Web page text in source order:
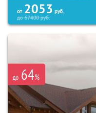
от 2053 руб.
до67400руб.
до 64%